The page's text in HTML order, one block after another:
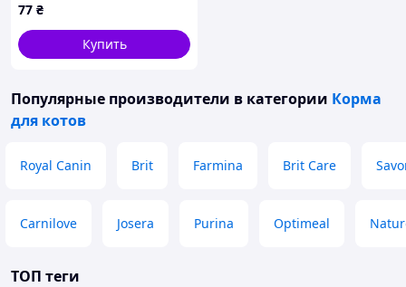
корм для котов всех
возрастов кусочки в соусе
с мясом
77 ₴
Купить
Популярные производители в категории Корма
для котов
Royal Canin Brit Farmina Brit Care
Carnilove Josera Purina Optimeal
ТОП теги